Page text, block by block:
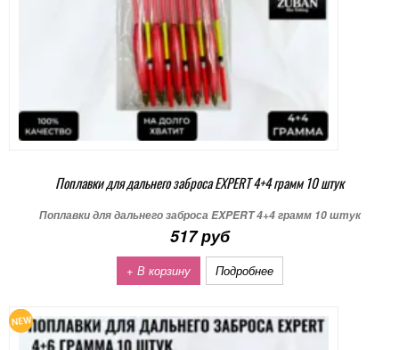
Поплавки для дальнего заброса EXPERT 4+4 грамм 10 штук
Поплавки для дальнего заброса EXPERT 4+4 грамм 10 штук
517 руб
+ В корзину Подробнее